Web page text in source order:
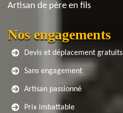
Artisan de père en fils
Nos engagements
Devis et déplacement gratuits
Sans engagement
Artisan passionné
Prix imbattable